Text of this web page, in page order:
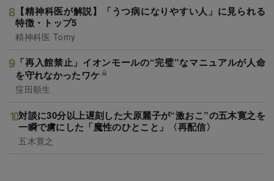
【精神科医が解説】「うつ病になりやすい人」に見られる
特徴・トップ5
精神科医 Tomy
「再入館禁止」イオンモールの“完璧”なマニュアルが人命
を守れなかったワケ
窪田順生
対談に30分以上遅刻した大原麗子が“激おこ”の五木寛之を
一瞬で虜にした「魔性のひとこと」〈再配信〉
五木寛之